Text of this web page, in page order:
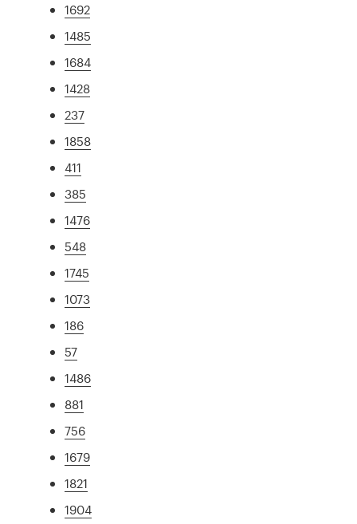
1692
1485
1684
1428
237
1858
411
385
1476
548
1745
1073
186
57
1486
881
756
1679
1821
1904